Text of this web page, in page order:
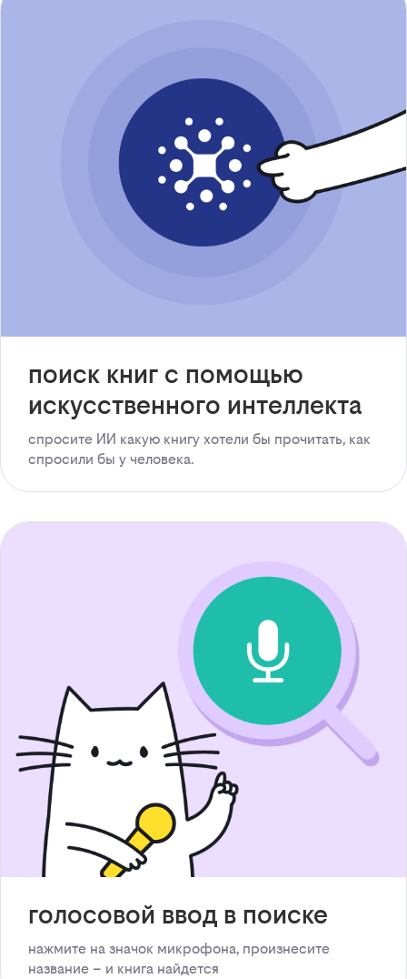
поиск книг с помощью
искусственного интеллекта
спросите ИИ какую книгу хотели бы прочитать, как
спросили бы у человека.
голосовой ввод в поиске
нажмите на значок микрофона, произнесите
название – и книга найдется